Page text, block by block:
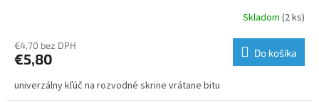
Skladom (2 ks)
€4,70 bez DPH
€5,80 Do košíka
univerzálny kľúč na rozvodné skrine vrátane bitu